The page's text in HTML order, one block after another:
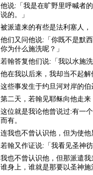
他说:「我是在旷野里呼喊者
说的。」
被派遣来的有些是法利塞人，
他们又问他说:「你既不是默
你为什么施洗呢？」
若翰答复他们说:「我以水施
他在我以后来，我却当不起
这些事发生于约旦河对岸的
第二天，若翰见耶稣向他走
这位就是我论他曾说过:有一
而有。
连我也不曾认识他，但为使他
若翰又作证说:「我看见圣神
我也不曾认识他，但那派遣
谁身上，谁就是那要以圣神施